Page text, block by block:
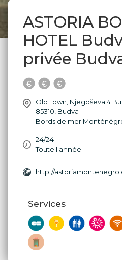
ASTORIA
HOTEL
privée
Old Town, Njegoševa 4
85310 Budva
Bords de mer
24/24
Toute l'année
http://
Services